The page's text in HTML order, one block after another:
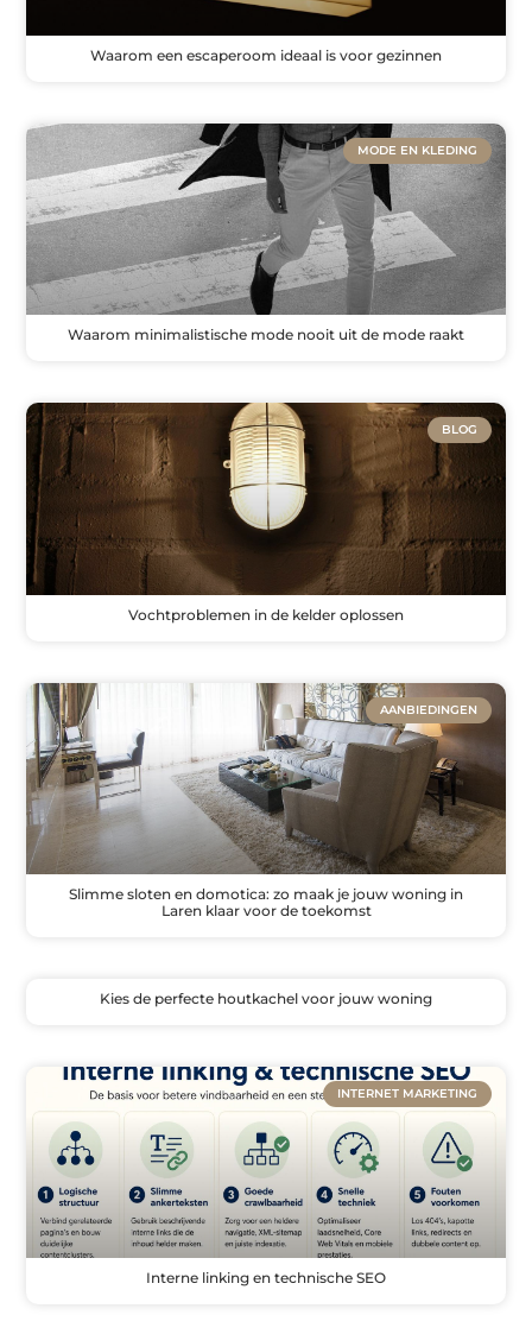
Waarom een escaperoom ideaal is voor gezinnen
MODE EN KLEDING
Waarom minimalistische mode nooit uit de mode raakt
BLOG
Vochtproblemen in de kelder oplossen
AANBIEDINGEN
Slimme sloten en domotica: zo maak je jouw woning in
Laren klaar voor de toekomst
Kies de perfecte houtkachel voor jouw woning
INTERNET MARKETING
Interne linking en technische SEO